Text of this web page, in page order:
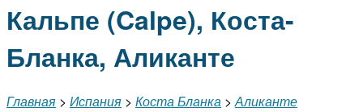
Кальпе (Calpe), Коста-
Бланка, Аликанте
Главная > Испания > Коста Бланка >Аликанте